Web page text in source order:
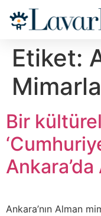
Etiket:
Bir
Ankara’nın Alman